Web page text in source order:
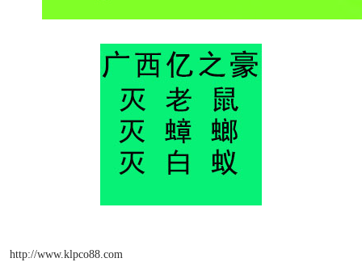
http://www.klpco88.com